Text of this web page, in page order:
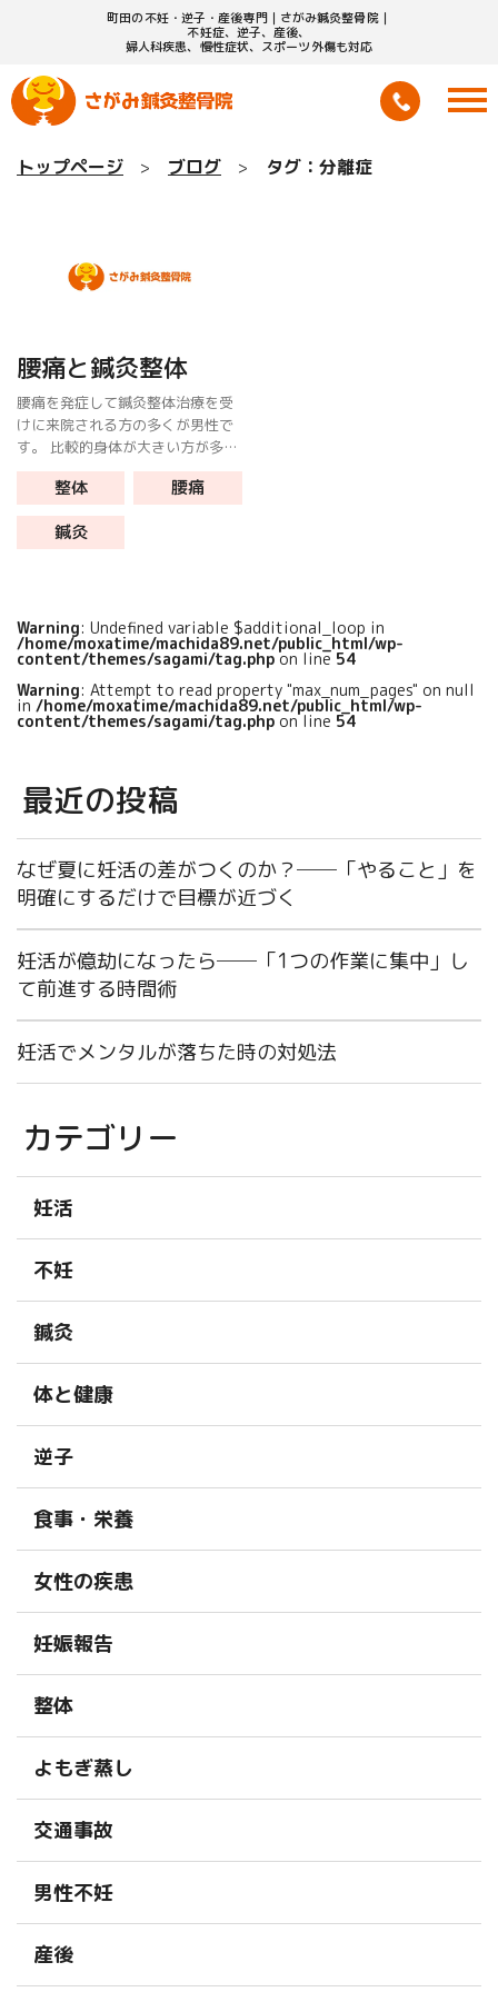
町田の不妊・逆子・産後専門｜さがみ鍼灸整骨院｜
不妊症、逆子、産後、
婦人科疾患、慢性症状、スポーツ外傷も対応
トップページ ブログ タグ：分離症
腰痛と鍼灸整体
腰痛を発症して鍼灸整体治療を受
けに来院される方の多くが男性で
す。 比較的身体が大きい方が多
く、身体が硬いのも特徴です。 ま
た腰痛だけでなく循環器系にも何
らかの不調を抱えている人も多
く、結果的に腰に痛みが発症しま
整体
腰痛
鍼灸
Warning: Undefined variable $additional_loop in
/home/moxatime/machida89.net/public_html/wp-
content/themes/sagami/tag.php on line 54
Warning: Attempt to read property "max_num_pages" on null
in /home/moxatime/machida89.net/public_html/wp-
content/themes/sagami/tag.php on line 54
最近の投稿
なぜ夏に妊活の差がつくのか？──「やること」を
明確にするだけで目標が近づく
妊活が億劫になったら──「1つの作業に集中」し
て前進する時間術
妊活でメンタルが落ちた時の対処法
カテゴリー
妊活
不妊
鍼灸
体と健康
逆子
食事・栄養
女性の疾患
妊娠報告
整体
よもぎ蒸し
交通事故
男性不妊
産後